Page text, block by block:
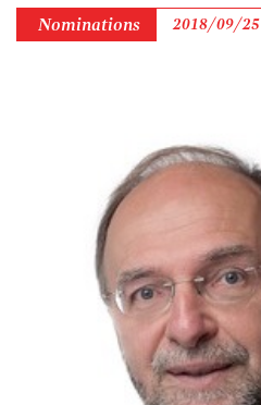
Nominations 2018/09/25